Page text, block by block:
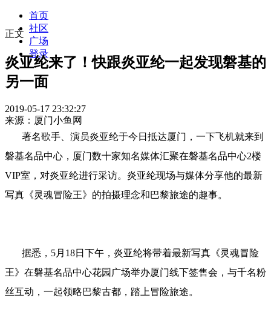
首页
社区
广场
登录
正文
炎亚纶来了！快跟炎亚纶一起发现磐基的
另一面
2019-05-17 23:32:27
来源：厦门小鱼网
著名歌手、演员炎亚纶于今日抵达厦门，一下飞机就来到
磐基名品中心，厦门数十家知名媒体汇聚在磐基名品中心2楼
VIP室，对炎亚纶进行采访。炎亚纶现场与媒体分享他的最新
写真《灵魂冒险王》的拍摄理念和巴黎旅途的趣事。
据悉，5月18日下午，炎亚纶将带着最新写真《灵魂冒险
王》在磐基名品中心花园广场举办厦门线下签售会，与千名粉
丝互动，一起领略巴黎古都，踏上冒险旅途。